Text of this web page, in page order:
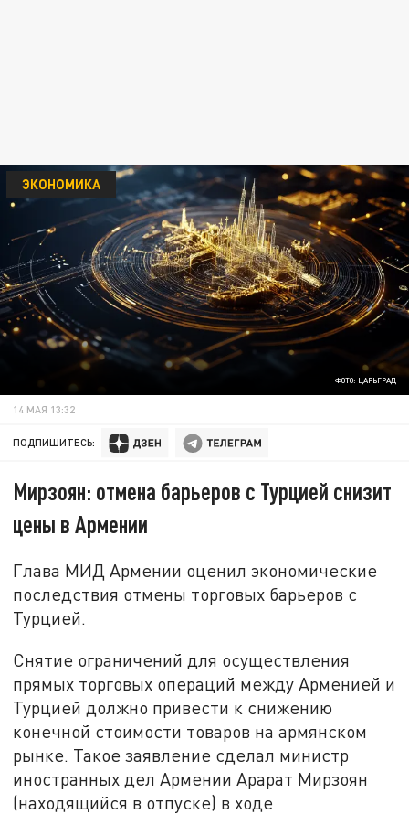
ФОТО: ЦАРЬГРАД
ЭКОНОМИКА
14 МАЯ 13:32
ПОДПИШИТЕСЬ:
Мирзоян: отмена барьеров с Турцией снизит
цены в Армении
Глава МИД Армении оценил экономические
последствия отмены торговых барьеров с
Турцией.
Снятие ограничений для осуществления
прямых торговых операций между Арменией и
Турцией должно привести к снижению
конечной стоимости товаров на армянском
рынке. Такое заявление сделал министр
иностранных дел Армении Арарат Мирзоян
(находящийся в отпуске) в ходе